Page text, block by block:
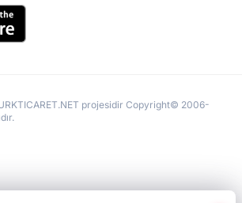
projesidir Copyright© 2006-